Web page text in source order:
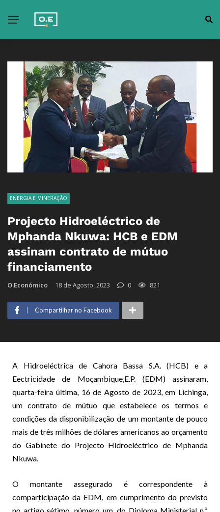
ENERGIA E MINERAÇÃO
Projecto Hidroeléctrico de
Mphanda Nkuwa: HCB e EDM
assinam contrato de mútuo
financiamento
O.Económico 18 de Agosto, 2023 0 821
Compartilhar no Facebook
A Hidroeléctrica de Cahora Bassa S.A. (HCB) e a
Eectricidade de Moçambique,E.P. (EDM) assinaram,
quarta-feira última, 16 de Agosto de 2023, em Lichinga,
um contrato de mútuo que estabelece os termos e
condições da disponibilização de um montante de pouco
mais de três milhões de dólares americanos ao orçamento
do Gabinete do Projecto Hidroeléctrico de Mphanda
Nkuwa.
O montante assegurado é correspondente à
comparticipação da EDM, em cumprimento do previsto